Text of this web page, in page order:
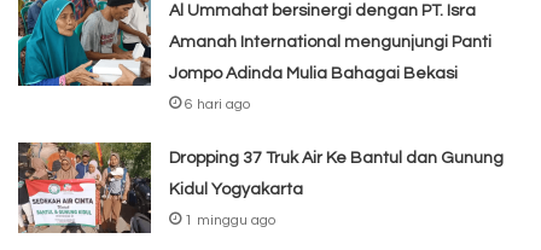
Al Ummahat bersinergi dengan PT. Isra
Amanah International mengunjungi Panti
Jompo Adinda Mulia Bahagai Bekasi
6 hari ago
Dropping 37 Truk Air Ke Bantul dan Gunung
Kidul Yogyakarta
1 minggu ago